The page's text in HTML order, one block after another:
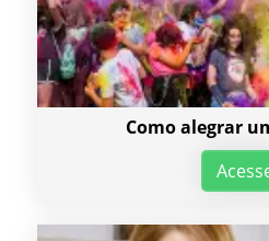
Como alegrar